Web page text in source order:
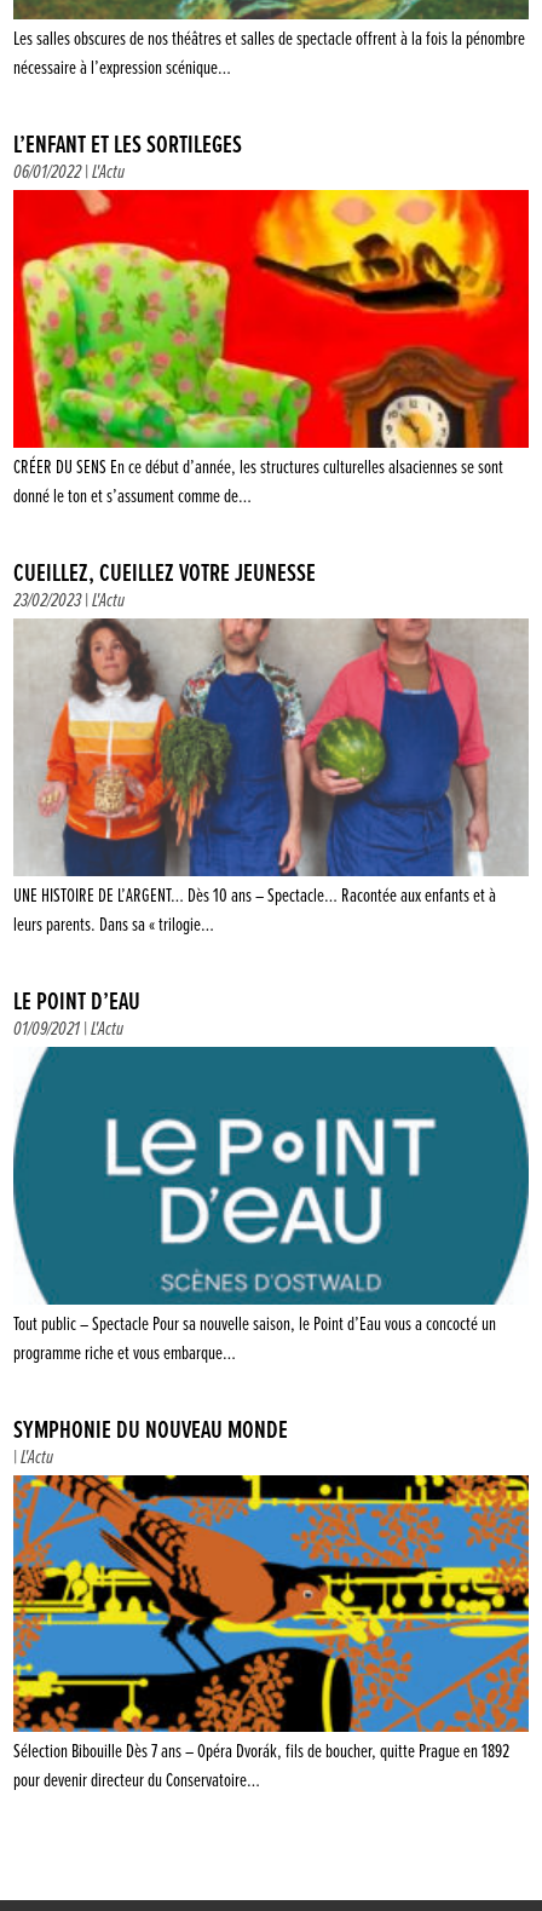
Les salles obscures de nos théâtres et salles de spectacle offrent à la fois la pénombre
nécessaire à l’expression scénique…
L’ENFANT ET LES SORTILÈGES
06/01/2022 |L'Actu
CRÉER DU SENS En ce début d’année, les structures culturelles alsaciennes se sont
donné le ton et s’assument comme de…
CUEILLEZ, CUEILLEZ VOTRE JEUNESSE
23/02/2023 |L'Actu
UNE HISTOIRE DE L’ARGENT… Dès 10 ans – Spectacle… Racontée aux enfants et à
leurs parents. Dans sa « trilogie…
LE POINT D’EAU
01/09/2021 |L'Actu
Tout public – Spectacle Pour sa nouvelle saison, le Point d’Eau vous a concocté un
programme riche et vous embarque…
SYMPHONIE DU NOUVEAU MONDE
|L'Actu
Sélection Bibouille Dès 7 ans – Opéra Dvorák, fils de boucher, quitte Prague en 1892
pour devenir directeur du Conservatoire…